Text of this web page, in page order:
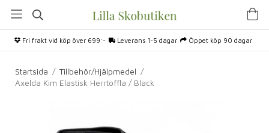
Fri frakt vid köp över 699:- Leverans 1-5 dagar Öppet köp 90 dagar
Startsida / Tillbehör/Hjälpmedel /
Axelda Kim Elastisk Herrtoffla / Black